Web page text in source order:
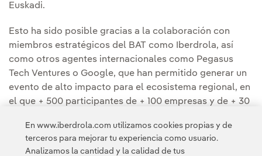
Euskadi.
Esto ha sido posible gracias a la colaboración con
miembros estratégicos del BAT como Iberdrola, así
como otros agentes internacionales como Pegasus
Tech Ventures o Google, que han permitido generar un
evento de alto impacto para el ecosistema regional, en
el que + 500 participantes de + 100 empresas y de + 30
y generar nuevas oportunidades de innovación y
negocio.
En www.iberdrola.com utilizamos cookies propias y de
terceros para mejorar tu experiencia como usuario.
Analizamos la cantidad y la calidad de tus